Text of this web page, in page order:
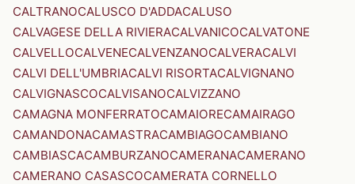
CALTRANOCALUSCO D'ADDACALUSO
CALVAGESE DELLA RIVIERACALVANICOCALVATONE
CALVELLOCALVENECALVENZANOCALVERACALVI
CALVI DELL'UMBRIACALVI RISORTACALVIGNANO
CALVIGNASCOCALVISANOCALVIZZANO
CAMAGNA MONFERRATOCAMAIORECAMAIRAGO
CAMANDONACAMASTRACAMBIAGOCAMBIANO
CAMBIASCACAMBURZANOCAMERANACAMERANO
CAMERANO CASASCOCAMERATA CORNELLO